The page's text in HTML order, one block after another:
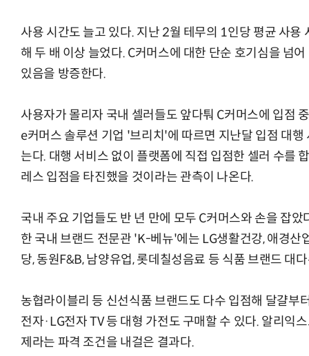
사용 시간도 늘고 있다. 지난 2월 테무의 1인당 평균 사
해 두 배 이상 늘었다. C커머스에 대한 단순 호기심을 넘
있음을 방증한다.
사용자가 몰리자 국내 셀러들도 앞다퉈 C커머스에 입점
e커머스 솔루션 기업 '브리치'에 따르면 지난달 입점 대
는다. 대행 서비스 없이 플랫폼에 직접 입점한 셀러 수를
레스 입점을 타진했을 것이라는 관측이 나온다.
국내 주요 기업들도 반 년 만에 모두 C커머스와 손을 잡
한 국내 브랜드 전문관 'K-베뉴'에는 LG생활건강, 애경산
당, 동원F&B, 남양유업, 롯데칠성음료 등 식품 브랜드 대
농협라이블리 등 신선식품 브랜드도 다수 입점해 달걀부
전자·LG전자 TV 등 대형 가전도 구매할 수 있다. 알리익
제라는 파격 조건을 내걸은 결과다.